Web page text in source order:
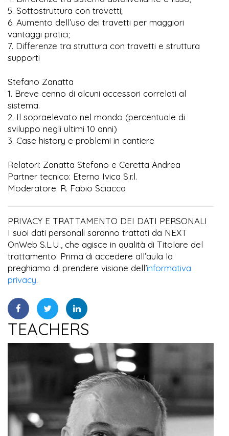
5. Sottostruttura con travetti;
6. Aumento dell’uso dei travetti per maggiori
vantaggi pratici;
7. Differenze tra struttura con travetti e struttura
supporti
Stefano Zanatta
1. Breve cenno di alcuni accessori correlati al
sistema.
2. Il sopraelevato nel mondo (percentuale di
sviluppo negli ultimi 10 anni)
3. Case history e problemi in cantiere
Relatori: Zanatta Stefano e Ceretta Andrea
Partner tecnico: Eterno Ivica S.r.l.
Moderatore: R. Fabio Sciacca
PRIVACY E TRATTAMENTO DEI DATI PERSONALI
I suoi dati personali saranno trattati da NEXT
OnWeb S.L.U., che agisce in qualità di Titolare del
trattamento. Prima di accedere all’aula la
preghiamo di prendere visione dell’informativa
privacy.
TEACHERS